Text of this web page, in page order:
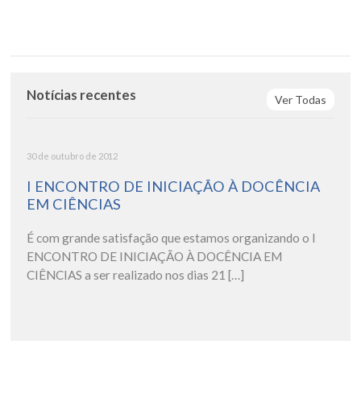
Ver Todas
Notícias recentes
30 de outubro de 2012
I ENCONTRO DE INICIAÇÃO À DOCÊNCIA
EM CIÊNCIAS
É com grande satisfação que estamos organizando o I
ENCONTRO DE INICIAÇÃO À DOCÊNCIA EM
CIÊNCIAS a ser realizado nos dias 21 […]